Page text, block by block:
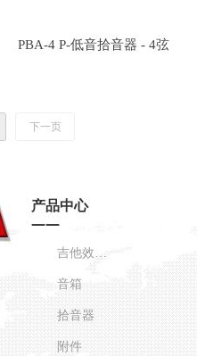
PBA-4 P-低音拾音器 - 4弦
下一页
产品中心
——
吉他效果器
音箱
拾音器
附件